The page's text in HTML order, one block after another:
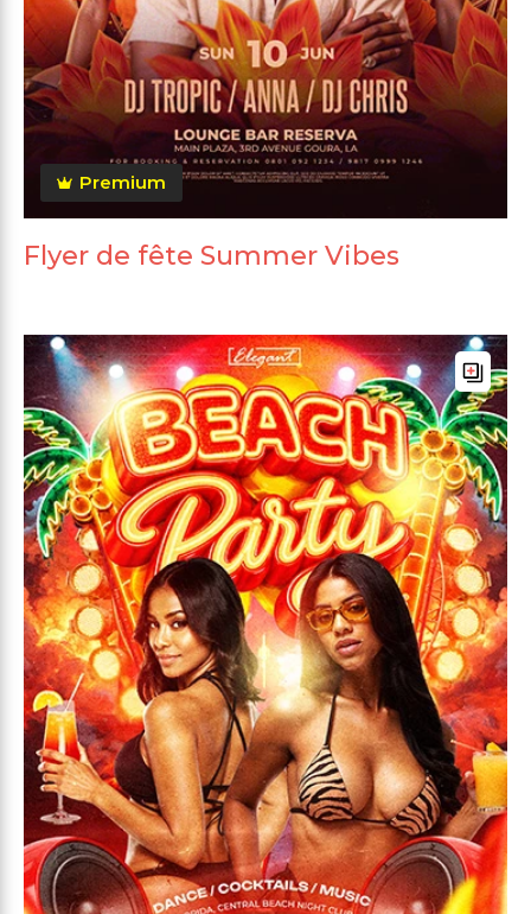
Premium
Flyer de fête Summer Vibes